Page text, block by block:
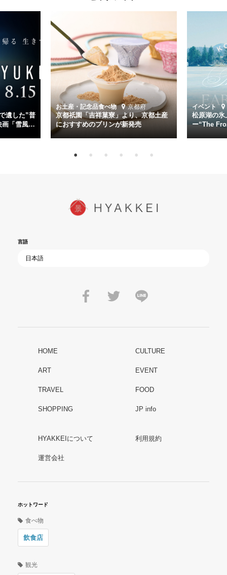
主演は「雪風」の艦長・寺澤一利を演じる竹野内豊。先任伍長・早瀬
幸平を玉木宏が演じるほか、奥平大兼、田中麗奈、石丸幹二、益岡徹
など実力派俳優が共演。そして戦艦大和と運命を共にした帝国海軍・
第二艦隊司令長官、伊藤整一を中井貴一が圧倒的な存在感で演じ切
る。
時代が再び、分断と暴力に揺れる現代。本作は「同じ過ちを繰り返す
道を歩んではいないか」と、彼らが命をかけて守りたいと願っ
た”今”を生きる私達に問いかける。戦後80年、戦争の記憶が薄れゆく
今だからこそ、尊い平和の価値を未来に繋ぐ作品『雪風 YUKIKAZE』
を多くの方にご覧いただきたい。
遺した”普
画「雪風
お土産・記念品食べ物 京都府
京都祇園「吉祥菓寮」より、京都土産
におすすめのプリンが新発売
イベント
松原湖の氷
ー“The
言語
HOME CULTURE
ART EVENT
TRAVEL FOOD
SHOPPING JP info
HYAKKEIについて 利用規約
運営会社
ホットワード
食べ物
飲食店
観光